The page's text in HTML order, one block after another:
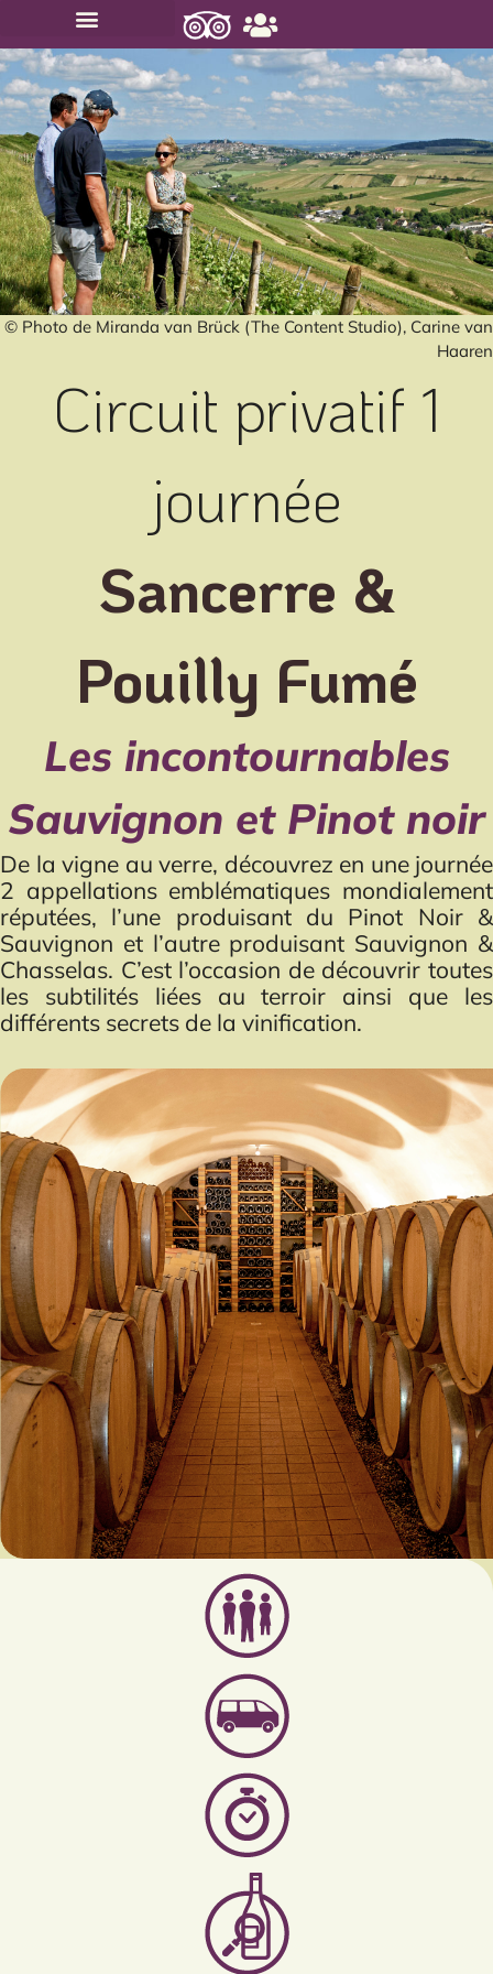
© Photo de Miranda van Brück (The Content Studio), Carine van
Haaren
Circuit privatif 1
journée
Sancerre &
Pouilly Fumé
Les incontournables
Sauvignon et Pinot noir
De la vigne au verre, découvrez en une journée
2 appellations emblématiques mondialement
réputées, l’une produisant du Pinot Noir &
Sauvignon et l’autre produisant Sauvignon &
Chasselas. C’est l’occasion de découvrir toutes
les subtilités liées au terroir ainsi que les
différents secrets de la vinification.